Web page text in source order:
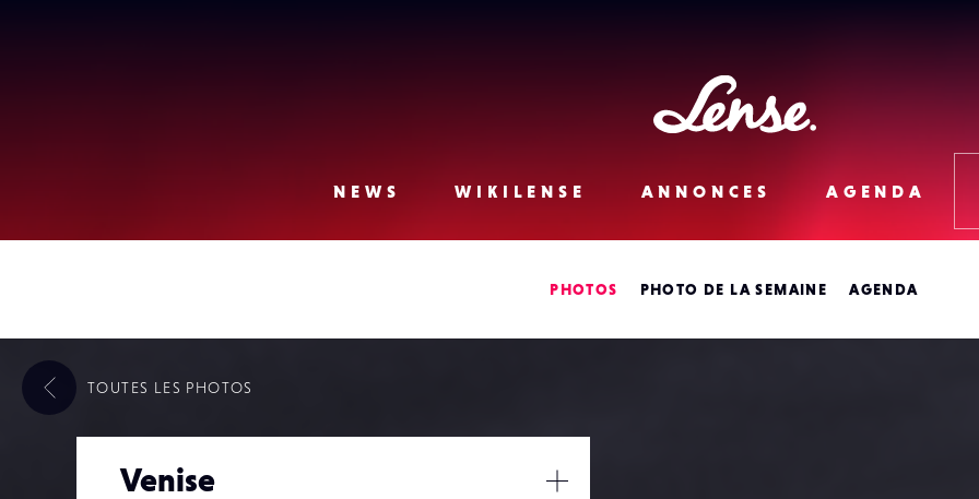
Lense
NEWS
WIKILENSE ANNONCES AGENDA
PHOTOS PHOTO DE LA SEMAINE AGENDA
Venise
TOUTES LES PHOTOS